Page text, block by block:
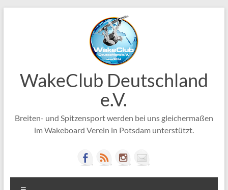
WakeClub Deutschland
e.V.
Breiten- und Spitzensport werden bei uns gleichermaßen
im Wakeboard Verein in Potsdam unterstützt.